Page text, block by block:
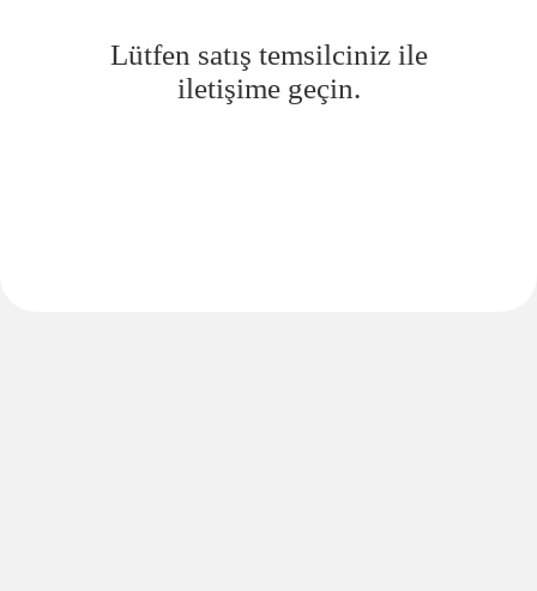
Lütfen satış temsilciniz ile
iletişime geçin.